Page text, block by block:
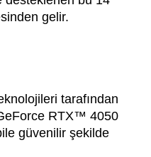
gelir.
tarafından
RTX™ 4050
güvenilir şekilde